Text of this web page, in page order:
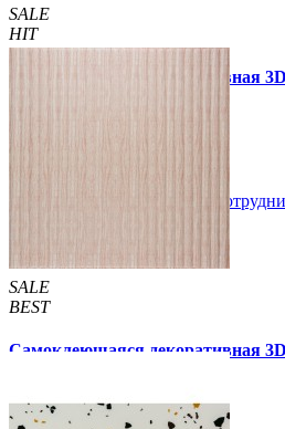
SALE
HIT
Самоклеющаяся декоративная
SALE
BEST
Самоклеющаяся декоративная
129 грн. /шт 160 грн. /шт